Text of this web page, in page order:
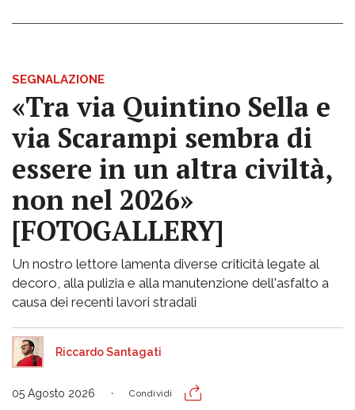
SEGNALAZIONE
«Tra via Quintino Sella e
via Scarampi sembra di
essere in un altra civiltà,
non nel 2026»
[FOTOGALLERY]
Un nostro lettore lamenta diverse criticità legate al
decoro, alla pulizia e alla manutenzione dell'asfalto a
causa dei recenti lavori stradali
Riccardo Santagati
05 Agosto 2026 Condividi